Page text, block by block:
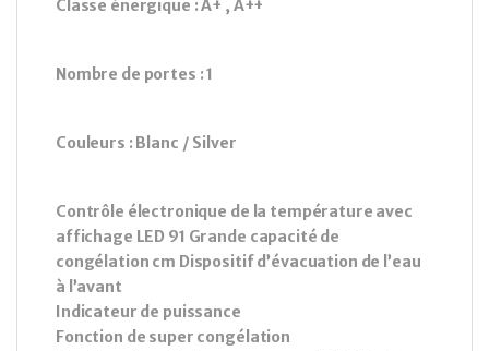
Classe énergique : A+ , A++
Nombre de portes : 1
Couleurs : Blanc / Silver
Contrôle électronique de la température avec
affichage LED 91 Grande capacité de
congélation cm Dispositif d’évacuation de l’eau
à l’avant
Indicateur de puissance
Fonction de super congélation